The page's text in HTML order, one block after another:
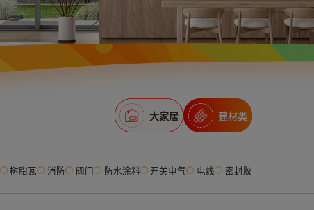
大家居 建材类
树脂瓦 消防 阀门 防水涂料 开关电气 电线 密封胶